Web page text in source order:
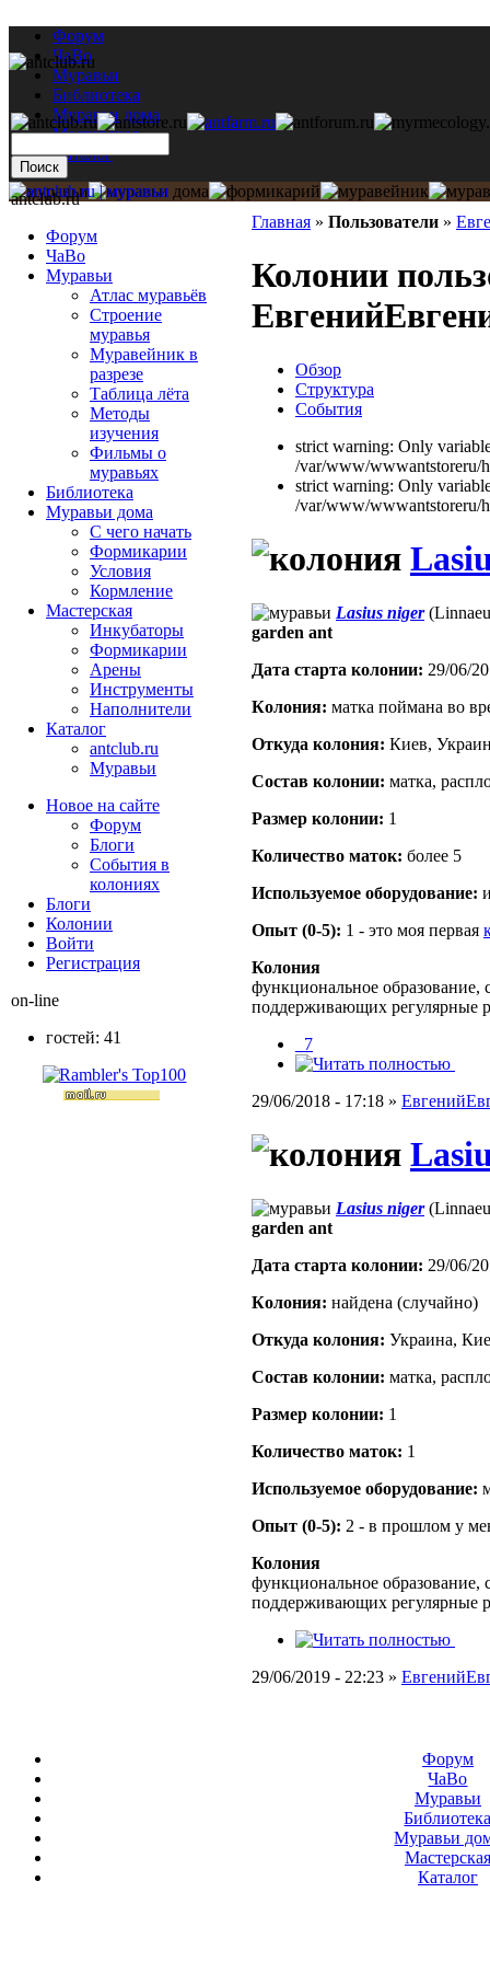
Форум
ЧаВо
Муравьи
Библиотека
Муравьи дома
Мастерская
Каталог
Главная » Пользователи »
Колонии
Обзор
Структура
События
strict warning: Only
/var/www/wwwantstoreru/
strict warning: Only
/var/www/wwwantstoreru/
Lasius niger
garden ant
Дата старта кoлонии: 29/06/
Кoлония: матка поймана во
Откуда кoлония: Киев,
Состав кoлонии: матка,
Размер кoлонии: 1
Количество маток: более 5
Используемое оборудование:
Опыт (0-5): 1 - это моя первая
Колония
функциональное образование,
поддерживающих регулярные
_7
29/06/2018 - 17:18 »
Lasius niger
garden ant
Дата старта кoлонии: 29/06/
Кoлония: найдена (случайно)
Откуда кoлония: Украина,
Состав кoлонии: матка,
Размер кoлонии: 1
Количество маток: 1
Используемое оборудование:
Опыт (0-5): 2 - в прошлом у
Колония
функциональное образование,
поддерживающих регулярные
29/06/2019 - 22:23 »
antclub.ru
Форум
ЧаВо
Муравьи
Атлас муравьёв
Строение
муравья
Муравейник в
разрезе
Таблица лёта
Методы
изучения
Фильмы о
муравьях
Библиотека
Муравьи дома
С чего начать
Формикарии
Условия
Кормление
Мастерская
Инкубаторы
Формикарии
Арены
Инструменты
Наполнители
Каталог
antclub.ru
Муравьи
Новое на сайте
Форум
Блоги
События в
колониях
Блоги
Колонии
Войти
Peгиcтpaция
on-line
гостей: 41
Форум
ЧаВо
Муравьи
Муравьи
Мастерская
Каталог